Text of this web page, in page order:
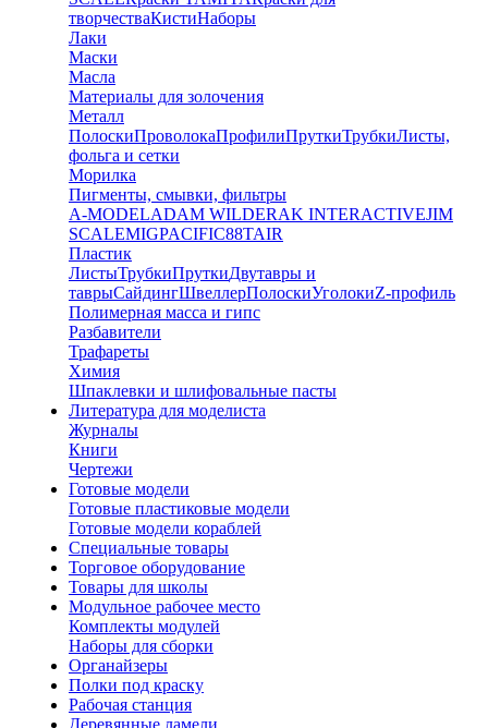
творчестваКистиНаборы
Лаки
Маски
Масла
Материалы для золочения
Металл
ПолоскиПроволокаПрофилиПруткиТрубкиЛисты,
фольга и сетки
Морилка
Пигменты, смывки, фильтры
A-MODELADAM WILDERAK INTERACTIVEJIM
SCALEMIGPACIFIC88TAIR
Пластик
ЛистыТрубкиПруткиДвутавры и
таврыСайдингШвеллерПолоскиУголокиZ-профиль
Полимерная масса и гипс
Разбавители
Трафареты
Химия
Шпаклевки и шлифовальные пасты
Литература для моделиста
Журналы
Книги
Чертежи
Готовые модели
Готовые пластиковые модели
Готовые модели кораблей
Специальные товары
Торговое оборудование
Товары для школы
Модульное рабочее место
Комплекты модулей
Наборы для сборки
Органайзеры
Полки под краску
Рабочая станция
Деревянные ламели